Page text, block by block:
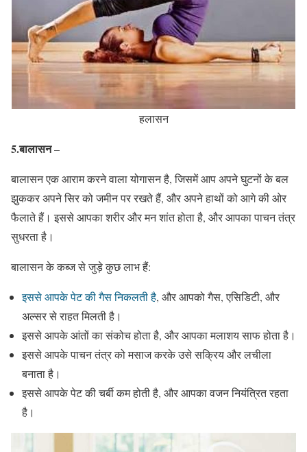
हलासन
5.बालासन–
बालासन एक आराम करने वाला योगासन है, जिसमें आप अपने घुटनों के बल
झुककर अपने सिर को जमीन पर रखते हैं, और अपने हाथों को आगे की ओर
फैलाते हैं। इससे आपका शरीर और मन शांत होता है, और आपका पाचन तंत्र
सुधरता है।
बालासन के कब्ज से जुड़े कुछ लाभ हैं:
इससे आपके पेट की गैस निकलती है, और आपको गैस, एसिडिटी, और
अल्सर से राहत मिलती है।
इससे आपके आंतों का संकोच होता है, और आपका मलाशय साफ होता है।
इससे आपके पाचन तंत्र को मसाज करके उसे सक्रिय और लचीला
बनाता है।
इससे आपके पेट की चर्बी कम होती है, और आपका वजन नियंत्रित रहता
है।